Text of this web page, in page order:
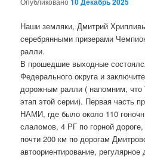
Наши земляки, Дмитрий
серебрянными призерами
ралли.
В прошедшие выходные
Федерального округа и
дорожным ралли ( напомним, что
этап этой серии). Первая часть
НАМИ, где было около 110
слаломов, 4 РГ по горной
почти 200 км по дорогам
автоориентирование,